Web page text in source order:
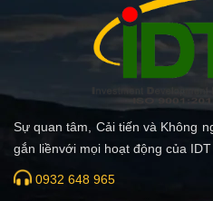
Sự quan tâm, Cải tiến và Không
gắn liềnvới mọi hoạt động của IDT
0932 648 965